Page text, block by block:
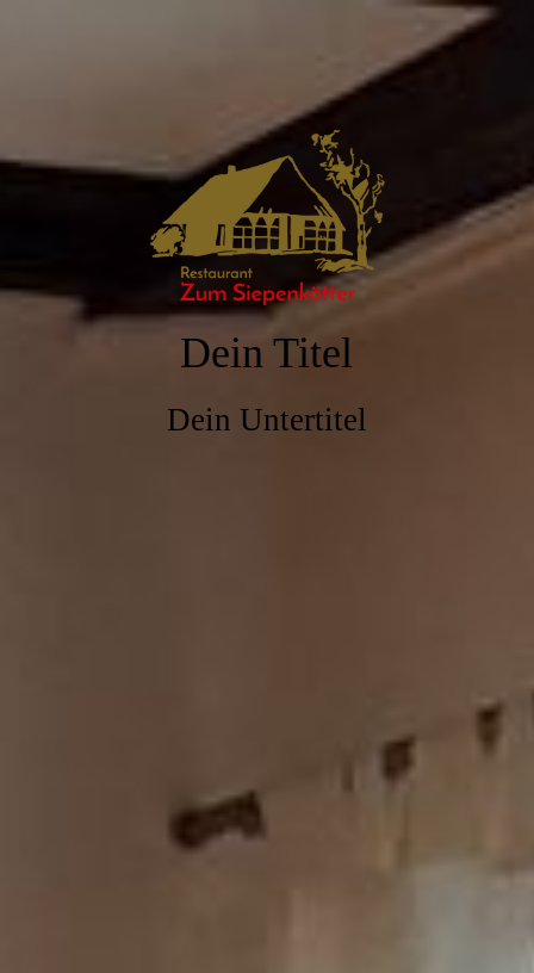
Dein Titel
Dein Untertitel